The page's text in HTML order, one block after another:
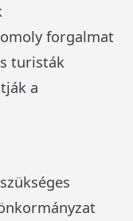
forgalmat
turisták
a